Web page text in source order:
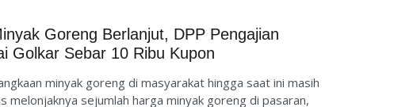
Goreng Berlanjut, DPP Pengajian
Golkar Sebar 10 Ribu Kupon
minyak goreng di masyarakat hingga saat ini masih
melonjaknya sejumlah harga minyak goreng di pasaran,